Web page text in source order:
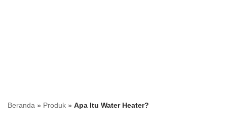
Beranda » Produk » Apa Itu Water Heater?